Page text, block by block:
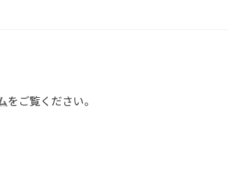
をご覧ください。